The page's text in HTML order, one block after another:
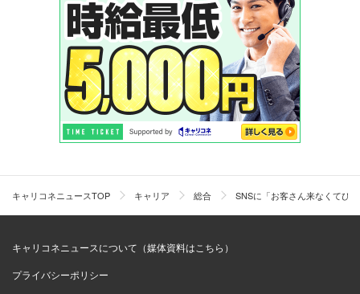
キャリコネニュースTOP キャリア 総合 SNSに「お客さん来なくてひ
キャリコネニュースについて（媒体資料はこちら）
プライバシーポリシー